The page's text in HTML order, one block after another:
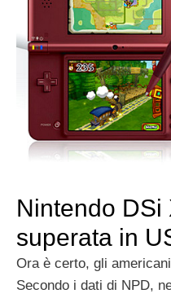
Nintendo DSi
superata in
Ora è certo, gli
Secondo i dati di NPD,